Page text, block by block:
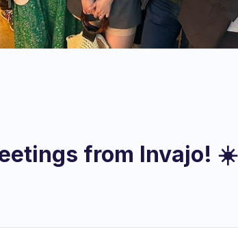
from Invajo! ☀️